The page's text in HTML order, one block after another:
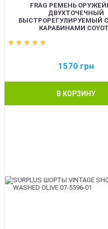
FRAG РЕМЕНЬ
ДВУХТОЧЕЧНЫЙ
БЫСТРОРЕГУЛИРУЕМЫЙ
КАРАБИНАМИ
1570 грн
В КОРЗИНУ